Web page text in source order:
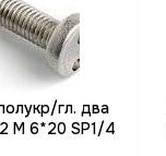
гл. два
M 6*20 SP1/4